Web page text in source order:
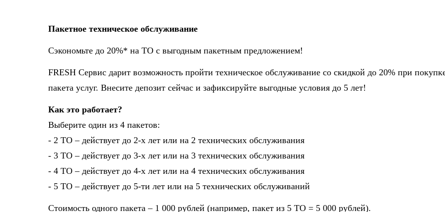
Пакетное техническое обслуживание
Сэкономьте до 20%* на ТО с выгодным пакетным предложением!
FRESH Сервис дарит возможность пройти техническое обслуживание со скидкой до 20% при
пакета услуг. Внесите депозит сейчас и зафиксируйте выгодные условия до 5 лет!
Как это работает?
Выберите один из 4 пакетов:
- 2 ТО – действует до 2-х лет или на 2 технических обслуживания
- 3 ТО – действует до 3-х лет или на 3 технических обслуживания
- 4 ТО – действует до 4-х лет или на 4 технических обслуживания
- 5 ТО – действует до 5-ти лет или на 5 технических обслуживаний
Стоимость одного пакета – 1 000 рублей (например, пакет из 5 ТО = 5 000 рублей).